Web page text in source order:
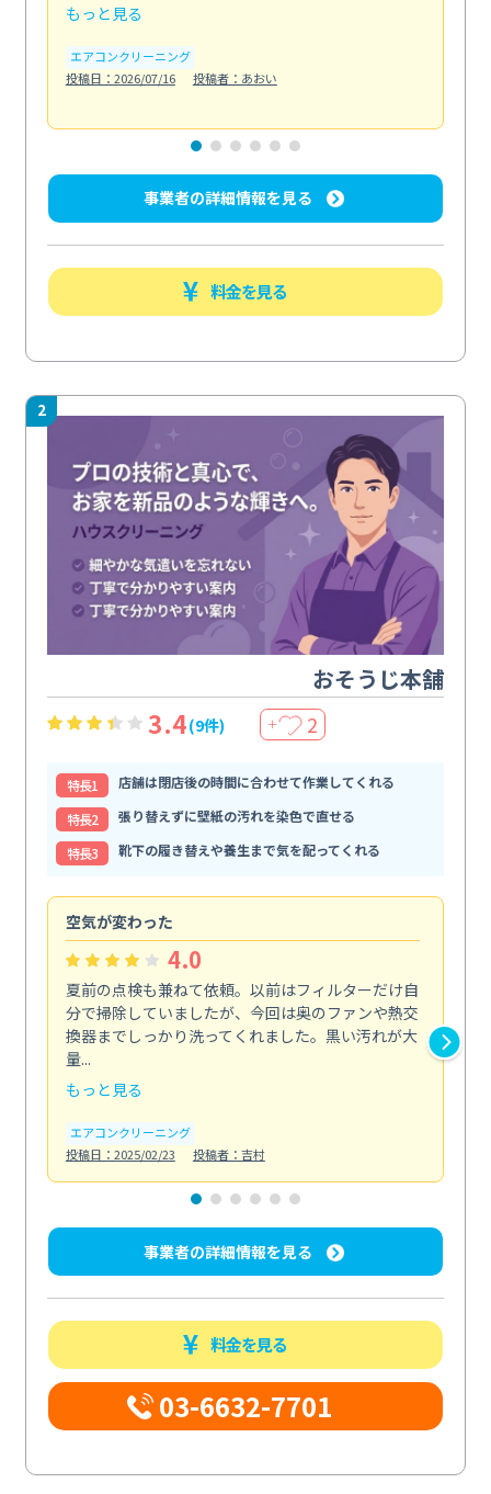
もっと見る
エアコンクリーニング
投稿日：2026/07/16
投稿者：あおい
事業者の詳細情報を見る
料金を見る
2
おそうじ本舗
3.4(9件) ＋ 2
特⻑1
店舗は閉店後の時間に合わせて作業してくれる
特⻑2
張り替えずに壁紙の汚れを染色で直せる
特⻑3
靴下の履き替えや養生まで気を配ってくれる
空気が変わった
4.0
夏前の点検も兼ねて依頼。以前はフィルターだけ自
分で掃除していましたが、今回は奥のファンや熱交
換器までしっかり洗ってくれました。黒い汚れが大
量...
もっと見る
エアコンクリーニング
投稿日：2025/02/23
投稿者：吉村
事業者の詳細情報を見る
料金を見る
03-6632-7701